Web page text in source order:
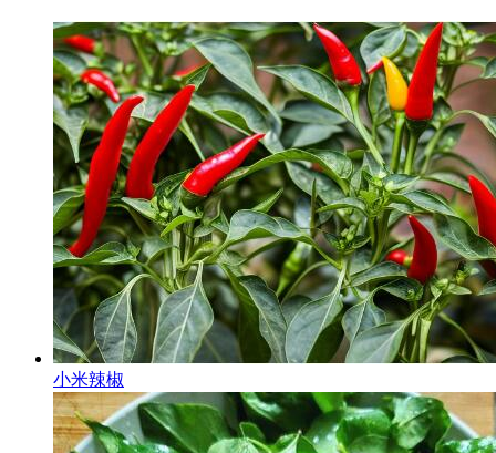
小米辣椒